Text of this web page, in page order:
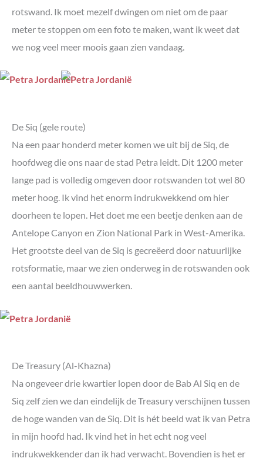
rotswand. Ik moet mezelf dwingen om niet om de paar
meter te stoppen om een foto te maken, want ik weet dat
we nog veel meer moois gaan zien vandaag.
De Siq (gele route)
Na een paar honderd meter komen we uit bij de Siq, de
hoofdweg die ons naar de stad Petra leidt. Dit 1200 meter
lange pad is volledig omgeven door rotswanden tot wel 80
meter hoog. Ik vind het enorm indrukwekkend om hier
doorheen te lopen. Het doet me een beetje denken aan de
Antelope Canyon en Zion National Park in West-Amerika.
Het grootste deel van de Siq is gecreëerd door natuurlijke
rotsformatie, maar we zien onderweg in de rotswanden ook
een aantal beeldhouwwerken.
De Treasury (Al-Khazna)
Na ongeveer drie kwartier lopen door de Bab Al Siq en de
Siq zelf zien we dan eindelijk de Treasury verschijnen tussen
de hoge wanden van de Siq. Dit is hét beeld wat ik van Petra
in mijn hoofd had. Ik vind het in het echt nog veel
indrukwekkender dan ik had verwacht. Bovendien is het er